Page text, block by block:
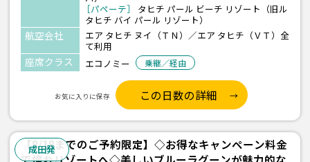
［パペーテ］
タヒチ パール ビーチ リゾート（旧ル
タヒチ バイ パール リゾート）
航空会社
エア タヒチ ヌイ（ＴＮ）／エア タヒチ（ＶＴ）全
て利用
座席クラス エコノミー 乗継／経由
お気に入りに保存 この日数の詳細
成田発
【8/18までのご予約限定】◇お得なキャンペーン料金